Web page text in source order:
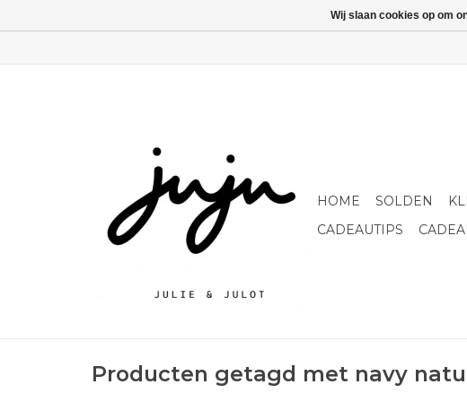
HOME SOLDEN
CADEAUTIPS
Producten getagd met navy
Wij slaan cookies op om